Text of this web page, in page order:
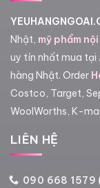
Nhật, mỹ phẩm
uy tín nhất mua tại
hàng Nhật. Order
Costco, Target,
WoolWorths, K-
LIÊN HỆ
090 668 1579